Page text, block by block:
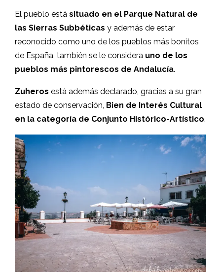
El pueblo está situado en el Parque Natural de
las Sierras Subbéticas y además de estar
reconocido como uno de los pueblos más bonitos
de España, también se le considera uno de los
pueblos más pintorescos de Andalucía.
Zuheros está además declarado, gracias a su gran
estado de conservación, Bien de Interés Cultural
en la categoría de Conjunto Histórico-Artístico.